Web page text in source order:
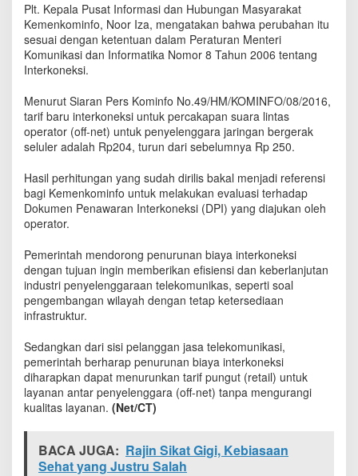
r
u
I
n
r
k
o
n
s
i
Plt. Kepala Pusat Informasi dan Hubungan Masyarakat
Kemenkominfo, Noor Iza, mengatakan bahwa perubahan itu
sesuai dengan ketentuan dalam Peraturan Menteri
Komunikasi dan Informatika Nomor 8 Tahun 2006 tentang
Interkoneksi.
Menurut Siaran Pers Kominfo No.49/HM/KOMINFO/08/2016,
tarif baru interkoneksi untuk percakapan suara lintas
operator (off-net) untuk penyelenggara jaringan bergerak
seluler adalah Rp204, turun dari sebelumnya Rp 250.
Hasil perhitungan yang sudah dirilis bakal menjadi referensi
bagi Kemenkominfo untuk melakukan evaluasi terhadap
Dokumen Penawaran Interkoneksi (DPI) yang diajukan oleh
operator.
Pemerintah mendorong penurunan biaya interkoneksi
dengan tujuan ingin memberikan efisiensi dan keberlanjutan
industri penyelenggaraan telekomunikas, seperti soal
pengembangan wilayah dengan tetap ketersediaan
infrastruktur.
Sedangkan dari sisi pelanggan jasa telekomunikasi,
pemerintah berharap penurunan biaya interkoneksi
diharapkan dapat menurunkan tarif pungut (retail) untuk
layanan antar penyelenggara (off-net) tanpa mengurangi
kualitas layanan. (Net/CT)
BACA JUGA: Rajin Sikat Gigi, Kebiasaan
Sehat yang Justru Salah